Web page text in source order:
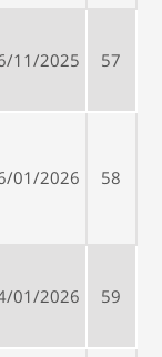
57
11/2025
58
01/2026
59
01/2026